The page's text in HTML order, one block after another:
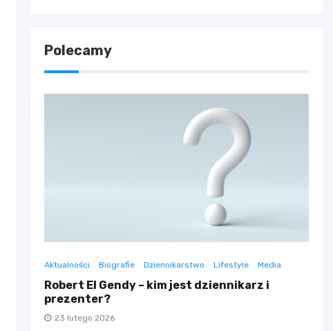
Polecamy
Aktualności Biografie Dziennikarstwo Lifestyle Media
Robert El Gendy – kim jest dziennikarz i
prezenter?
23 lutego 2026